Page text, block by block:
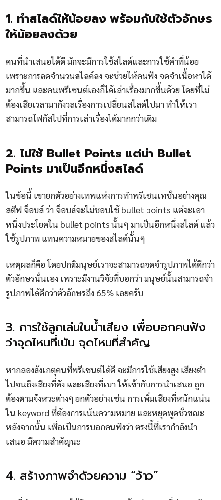
1. ทำสไลด์ให้น้อยลง พร้อมกับใช้ตัวอักษร
ให้น้อยลงด้วย
คนที่นำเสนอได้ดี มักจะมีการใช้สไลด์และการใช้คำที่น้อย
เพราะการลดจำนวนสไลด์ลง จะช่วยให้คนฟัง จดจำเนื้อหาได้
มากขึ้น และคนพรีเซนต์เองก็ได้เล่าเรื่องมากขึ้นด้วย โดยที่ไม่
ต้องเสียเวลามากังวลเรื่องการเปลี่ยนสไลด์ไปมา ทำให้เรา
สามารถโฟกัสไปที่การเล่าเรื่องได้มากกว่าเดิม
2. ไม่ใช้ Bullet Points แต่นำ Bullet
Points มาเป็นอีกหนึ่งสไลด์
ในข้อนี้ เขายกตัวอย่างเทพแห่งการทำพรีเซนเทชั่นอย่างคุณ
สตีฟ จ็อบส์ ว่า จ็อบส์จะไม่ชอบใช้ bullet points แต่จะเอา
หนึ่งประโยคใน bullet points นั้นๆ มาเป็นอีกหนึ่งสไลด์ แล้ว
ใช้รูปภาพ แทนความหมายของสไลด์นั้นๆ
เหตุผลก็คือ โดยปกติมนุษย์เราจะสามารถจดจำรูปภาพได้ดีกว่า
ตัวอักษรนั่นเอง เพราะมีงานวิจัยที่บอกว่า มนุษย์นั้นสามารถจำ
รูปภาพได้ดีกว่าตัวอักษรถึง 65% เลยครับ
3. การใช้ลูกเล่นในน้ำเสียง เพื่อบอกคนฟัง
ว่าจุดไหนที่เน้น จุดไหนที่สำคัญ
หากลองสังเกตุคนที่พรีเซนต์ได้ดี จะมีการใช้เสียงสูง เสียงต่ำ
ไปจนถึงเสียงที่ดัง และเสียงที่เบา ให้เข้ากับการนำเสนอ ถูก
ต้องตามจังหวะต่างๆ ยกตัวอย่างเช่น การเพิ่มเสียงที่หนักแน่น
ใน keyword ที่ต้องการเน้นความหมาย และหยุดพูดชั่วขณะ
หลังจากนั้น เพื่อเป็นการบอกคนฟังว่า ตรงนี้ที่เรากำลังนำ
เสนอ มีความสำคัญนะ
4. สร้างภาพจำด้วยความ “ว้าว”